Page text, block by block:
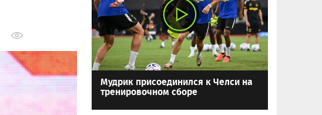
Мудрик присоединился к Челси на
тренировочном сборе